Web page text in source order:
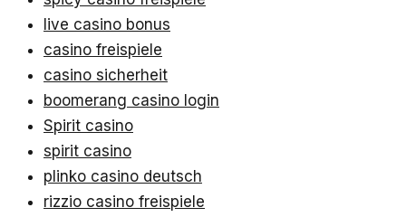
live casino bonus
casino freispiele
casino sicherheit
boomerang casino login
Spirit casino
spirit casino
plinko casino deutsch
rizzio casino freispiele